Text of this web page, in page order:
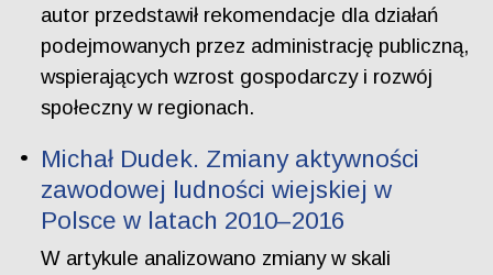
autor przedstawił rekomendacje dla działań
podejmowanych przez administrację publiczną,
wspierających wzrost gospodarczy i rozwój
społeczny w regionach.
Michał Dudek. Zmiany aktywności
zawodowej ludności wiejskiej w
Polsce w latach 2010–2016
W artykule analizowano zmiany w skali